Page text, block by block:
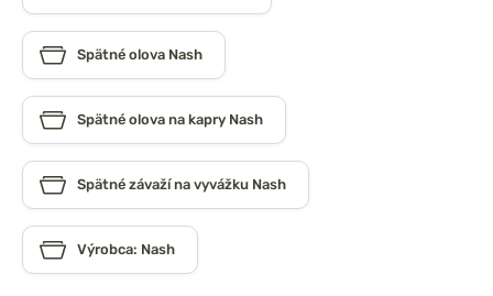
Spätné olova Nash
Spätné olova na kapry Nash
Spätné závaží na vyvážku Nash
Výrobca: Nash